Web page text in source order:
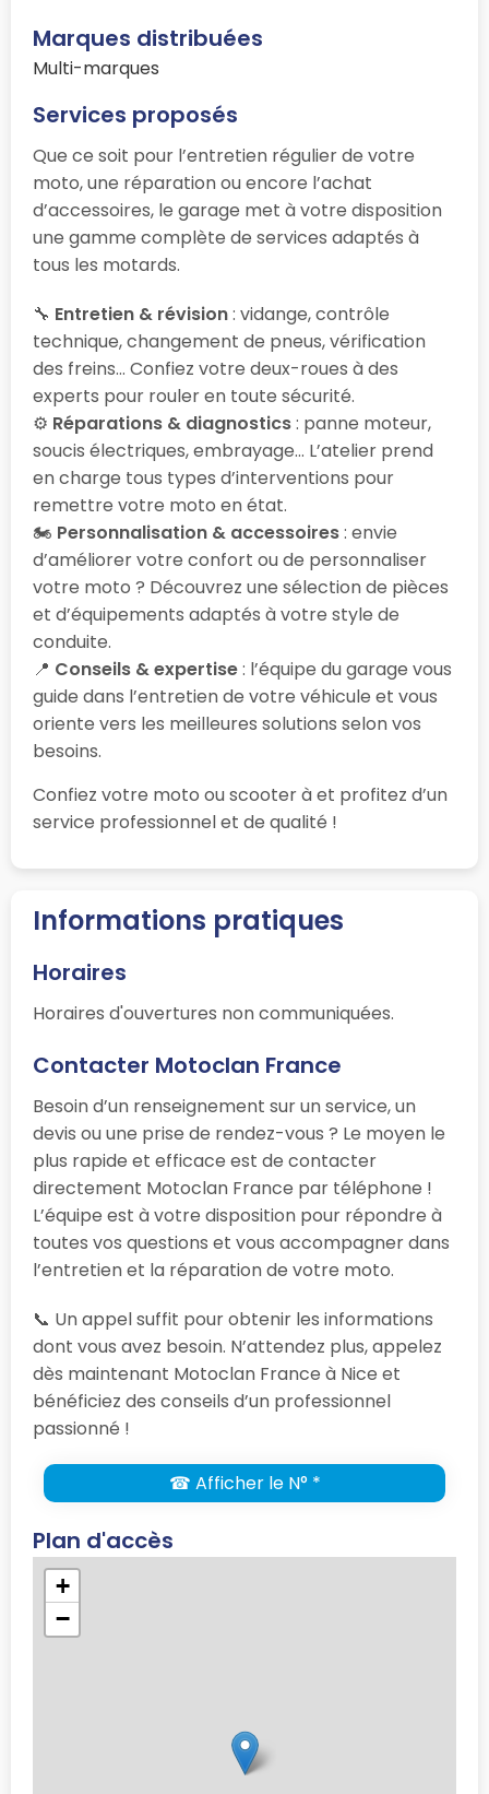
Marques distribuées
Multi-marques
Services proposés
Que ce soit pour l’entretien régulier de votre
moto, une réparation ou encore l’achat
d’accessoires, le garage met à votre disposition
une gamme complète de services adaptés à
tous les motards.
🔧 Entretien & révision: vidange, contrôle
technique, changement de pneus, vérification
des freins… Confiez votre deux-roues à des
experts pour rouler en toute sécurité.
⚙️ Réparations & diagnostics: panne moteur,
soucis électriques, embrayage… L’atelier prend
en charge tous types d’interventions pour
remettre votre moto en état.
🏍️ Personnalisation & accessoires: envie
d’améliorer votre confort ou de personnaliser
votre moto ? Découvrez une sélection de pièces
et d’équipements adaptés à votre style de
conduite.
📍 Conseils & expertise: l’équipe du garage vous
guide dans l’entretien de votre véhicule et vous
oriente vers les meilleures solutions selon vos
besoins.
Confiez votre moto ou scooter àet profitez d’un
service professionnel et de qualité !
Informations pratiques
Horaires
Horaires d'ouvertures non communiquées.
Contacter Motoclan France
Besoin d’un renseignement sur un service, un
devis ou une prise de rendez-vous ? Le moyen le
plus rapide et efficace est de contacter
directement Motoclan France par téléphone !
L’équipe est à votre disposition pour répondre à
toutes vos questions et vous accompagner dans
l’entretien et la réparation de votre moto.
📞 Un appel suffit pour obtenir les informations
dont vous avez besoin. N’attendez plus, appelez
dès maintenant Motoclan France à Nice et
bénéficiez des conseils d’un professionnel
passionné !
☎ Afficher le N° *
Plan d'accès
+
−